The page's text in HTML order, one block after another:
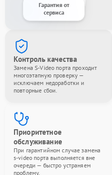
Гарантия от
сервиса
Контроль качества
Замена S-Video порта проходит
многоэтапную проверку —
исключаем недоработки и
повторные сбои.
Приоритетное
обслуживание
При гарантийном случае замена
s-video порта выполняется вне
очереди — быстро устраняем
проблему.